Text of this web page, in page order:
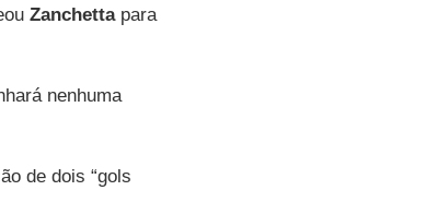
Zanchettapara
nenhuma
de dois “gols